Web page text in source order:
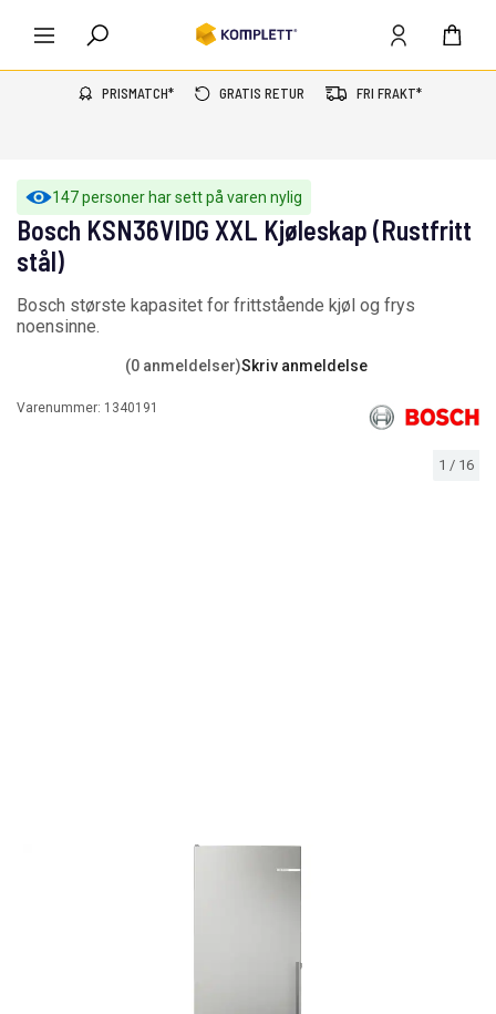
PRISMATCH* GRATIS RETUR FRI FRAKT*
147 personer har sett på varen nylig
1 / 16
Bosch KSN36VIDG XXL Kjøleskap (Rustfritt
stål)
Bosch største kapasitet for frittstående kjøl og frys
noensinne.
(0 anmeldelser)Skriv anmeldelse
Varenummer: 1340191